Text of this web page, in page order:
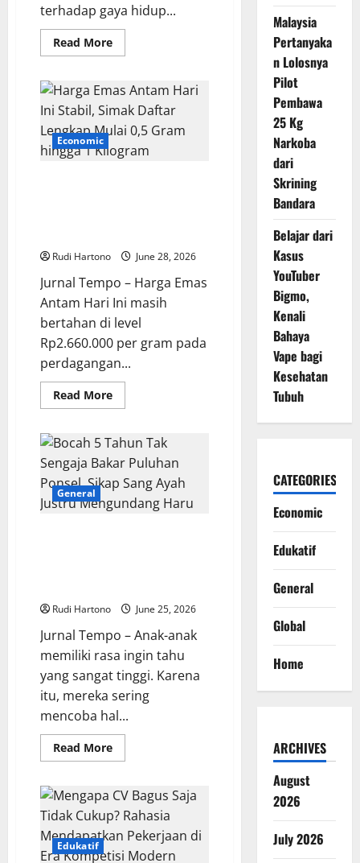
terhadap gaya hidup...
Read MoreRead
more
Hyrox
Semakin
Digemari,
Ini
Strategi
Aman
Economic
Rudi Hartono June 28, 2026
Jurnal Tempo – Harga Emas
Antam Hari Ini masih
bertahan di level
Rp2.660.000 per gram pada
perdagangan...
Read MoreRead
more
Emas
Antam
Hari
Ini
Stabil,
Simak
Daftar
General
Rudi Hartono June 25, 2026
Jurnal Tempo – Anak-anak
memiliki rasa ingin tahu
yang sangat tinggi. Karena
itu, mereka sering
mencoba hal...
Read MoreRead
more
5
Tahun
Tak
Sengaja
Bakar
Puluhan
Ponsel,
Edukatif
Malaysia
Pertanyaka
n Lolosnya
Pilot
Pembawa
25 Kg
Narkoba
dari
Skrining
Bandara
Belajar dari
Kasus
YouTuber
Bigmo,
Kenali
Bahaya
Vape bagi
Kesehatan
Tubuh
CATEGORIES
Economic
Edukatif
General
Global
Home
ARCHIVES
August
2026
July 2026